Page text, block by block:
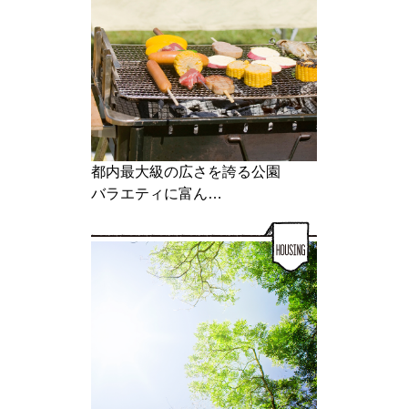
都内最大級の広さを誇る公園
バラエティに富ん…